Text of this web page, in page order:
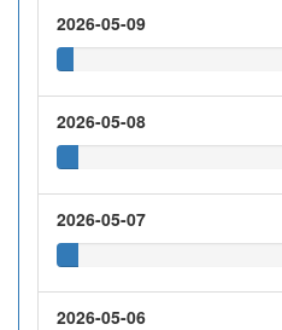
2026-05-09
2026-05-08
2026-05-07
2026-05-06